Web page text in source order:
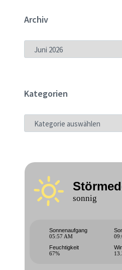
Archiv
ARCHIV
Kategorien
KATEGORIEN
sonnig
Sonnenaufgang
05:57 AM
Feuchtigkeit
67%